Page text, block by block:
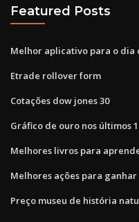
Featured Posts
Melhor aplicativo para o dia
Etrade rollover form
Cotações dow jones 30
Gráfico de ouro nos últimos
Melhores livros para
Melhores ações para
Preço museu de história